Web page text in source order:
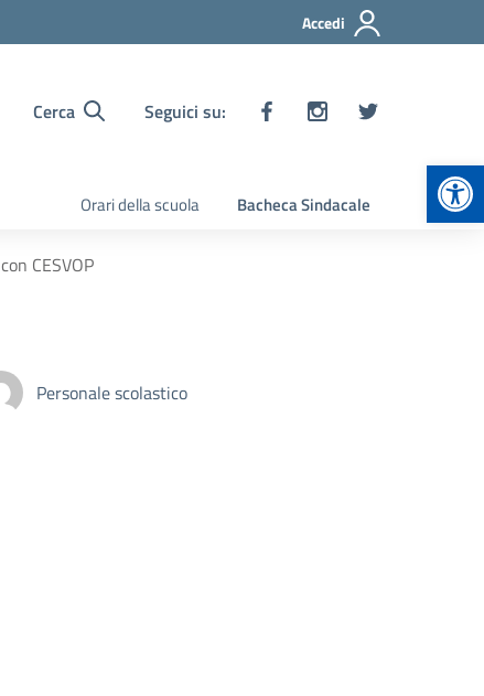
Accedi
Cerca Seguici su:
Orari della scuola Bacheca Sindacale
CESVOP
Personale scolastico